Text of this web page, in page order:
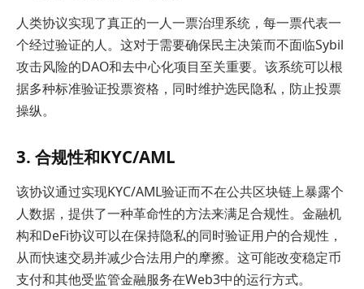
人类协议实现了真正的一人一票治理系统，每一票代表一
个经过验证的人。这对于需要确保民主决策而不面临Sybil
攻击风险的DAO和去中心化项目至关重要。该系统可以根
据多种标准验证投票资格，同时维护选民隐私，防止投票
操纵。
3. 合规性和KYC/AML
该协议通过实现KYC/AML验证而不在公共区块链上暴露个
人数据，提供了一种革命性的方法来满足合规性。金融机
构和DeFi协议可以在保持隐私的同时验证用户的合规性，
从而快速交易并减少合法用户的摩擦。这可能改变稳定币
支付和其他受监管金融服务在Web3中的运行方式。